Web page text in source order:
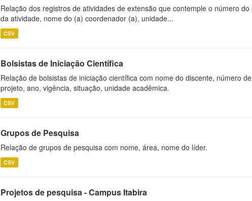
Relação dos registros de atividades de extensão que contemple o número
da atividade, nome do (a) coordenador (a), unidade...
CSV
Bolsistas de Iniciação Científica
Relação de bolsistas de iniciação científica com nome do discente, número
projeto, ano, vigência, situação, unidade acadêmica.
CSV
Grupos de Pesquisa
Relação de grupos de pesquisa com nome, área, nome do líder.
CSV
Projetos de pesquisa - Campus Itabira